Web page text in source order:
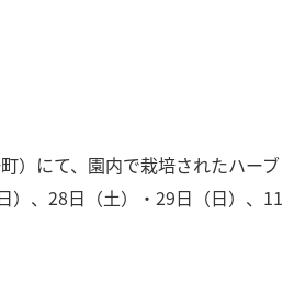
）にて、園内で栽培されたハーブ
、28日（土）・29日（日）、11